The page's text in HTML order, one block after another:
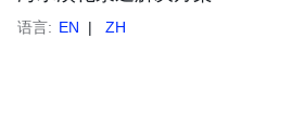
语言: EN ZH